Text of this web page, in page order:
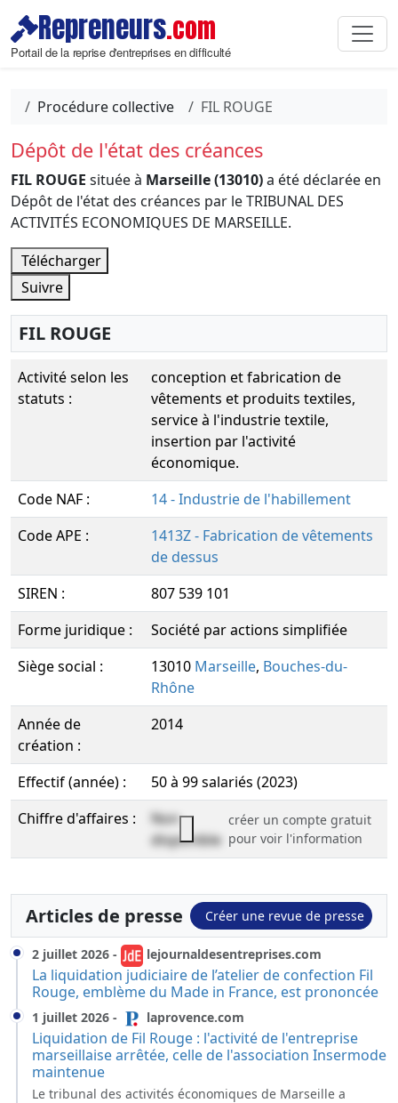
Repreneurs.com
Portail de la reprise d'entreprises en difficulté
Procédure collective FIL ROUGE
Dépôt de l'état des créances
FIL ROUGE située à Marseille (13010)a été déclarée en
Dépôt de l'état des créances par le TRIBUNAL DES
ACTIVITÉS ECONOMIQUES DE MARSEILLE.
Télécharger
Suivre
FIL ROUGE
Activité selon les
statuts :
conception et fabrication de
vêtements et produits textiles,
service à l'industrie textile,
insertion par l'activité
économique.
Code NAF :
14 - Industrie de l'habillement
Code APE :
1413Z - Fabrication de vêtements
de dessus
SIREN :
807 539 101
Forme juridique :
Société par actions simplifiée
Siège social :
13010 Marseille, Bouches-du-
Rhône
Année de
création :
2014
Effectif (année) :
50 à 99 salariés (2023)
Chiffre d'affaires :
Non
disponible
créer un compte gratuit
pour voir l'information
Articles de presse Créer une revue de presse
2 juillet 2026 - lejournaldesentreprises.com
La liquidation judiciaire de l’atelier de confection Fil
Rouge, emblème du Made in France, est prononcée
1 juillet 2026 - laprovence.com
Liquidation de Fil Rouge : l'activité de l'entreprise
marseillaise arrêtée, celle de l'association Insermode
maintenue
Le tribunal des activités économiques de Marseille a